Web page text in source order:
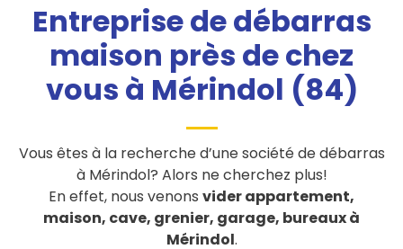
Entreprise de débarras
maison près de chez
vous à Mérindol (84)
Vous êtes à la recherche d’une société de débarras
à Mérindol? Alors ne cherchez plus!
En effet, nous venons vider appartement,
maison, cave, grenier, garage, bureaux à
Mérindol.